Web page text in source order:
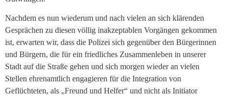
Nachdem es nun wiederum und nach vielen an sich klärenden
Gesprächen zu diesen völlig inakzeptablen Vorgängen gekommen
ist, erwarten wir, dass die Polizei sich gegenüber den Bürgerinnen
und Bürgern, die für ein friedliches Zusammenleben in unserer
Stadt auf die Straße gehen und sich morgen wieder an vielen
Stellen ehrenamtlich engagieren für die Integration von
Geflüchteten, als „Freund und Helfer“ und nicht als Initiator